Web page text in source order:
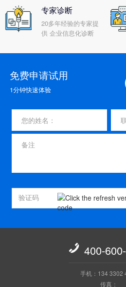
专家诊断
20多年经验的专家提
供 企业信息化诊断
免费申请试用
1分钟快速体验
 400-
手机：134 3302
传真：